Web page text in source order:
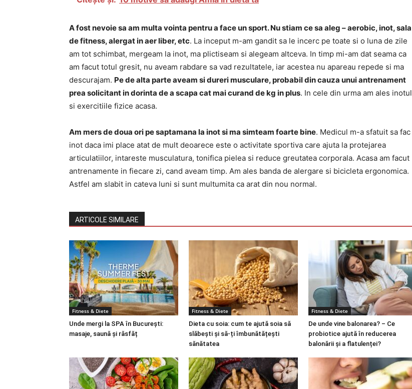
A fost nevoie sa am multa vointa pentru a face un sport. Nu stiam ce sa aleg – aerobic, inot, sala
de fitness, alergat in aer liber, etc. La inceput m-am gandit sa le incerc pe toate si o luna de zile
am tot schimbat, mergeam la inot, ma plictiseam si alegeam altceva. In timp mi-am dat seama ca
am facut totul gresit, nu aveam rabdare sa vad rezultatele, iar acestea nu apareau repede si ma
descurajam. Pe de alta parte aveam si dureri musculare, probabil din cauza unui antrenament
prea solicitant in dorinta de a scapa cat mai curand de kg in plus. In cele din urma am ales inotul
si exercitiile fizice acasa.
Am mers de doua ori pe saptamana la inot si ma simteam foarte bine. Medicul m-a sfatuit sa fac
inot daca imi place atat de mult deoarece este o activitate sportiva care ajuta la protejarea
articulatiilor, intareste musculatura, tonifica pielea si reduce greutatea corporala. Acasa am facut
antrenamente in fiecare zi, cand aveam timp. Am ales banda de alergare si bicicleta ergonomica.
Astfel am slabit in cateva luni si sunt multumita ca arat din nou normal.
ARTICOLE SIMILARE
Fitness & Diete
Unde mergi la SPA în București:
masaje, saună și răsfăț
Fitness & Diete
Dieta cu soia: cum te ajută soia să
slăbești și să-ți îmbunătățești
sănătatea
Fitness & Diete
De unde vine balonarea? – Ce
probiotice ajută în reducerea
balonării și a flatulenței?